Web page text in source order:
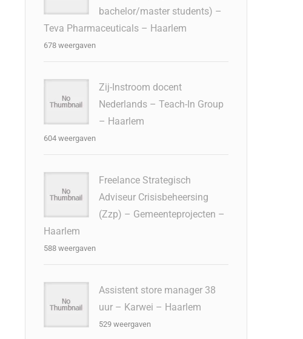
bachelor/master students) –
Teva Pharmaceuticals – Haarlem
678 weergaven
Zij-Instroom docent
Nederlands – Teach-In Group
– Haarlem
604 weergaven
Freelance Strategisch
Adviseur Crisisbeheersing
(Zzp) – Gemeenteprojecten –
Haarlem
588 weergaven
Assistent store manager 38
uur – Karwei – Haarlem
529 weergaven